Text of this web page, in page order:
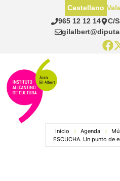
965 12 12 14
C/
Castellano
Inicio Agenda
ESCUCHA. Un punto de